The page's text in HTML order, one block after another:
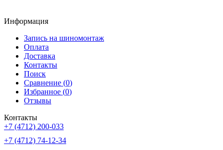
Информация
Запись на шиномонтаж
Оплата
Доставка
Контакты
Поиск
Сравнение (0)
Избранное (0)
Отзывы
Контакты
+7 (4712) 200-033
+7 (4712) 74-12-34